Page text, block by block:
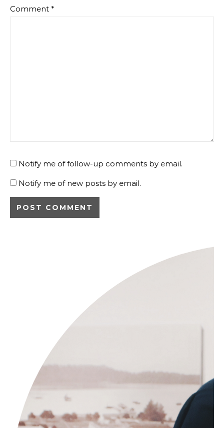
Comment *
Notify me of follow-up comments by email.
Notify me of new posts by email.